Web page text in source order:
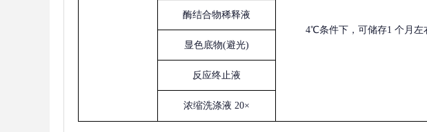
4℃条件下，可储存1 个月左
酶结合物稀释液
显色底物(避光)
反应终止液
浓缩洗涤液 20×